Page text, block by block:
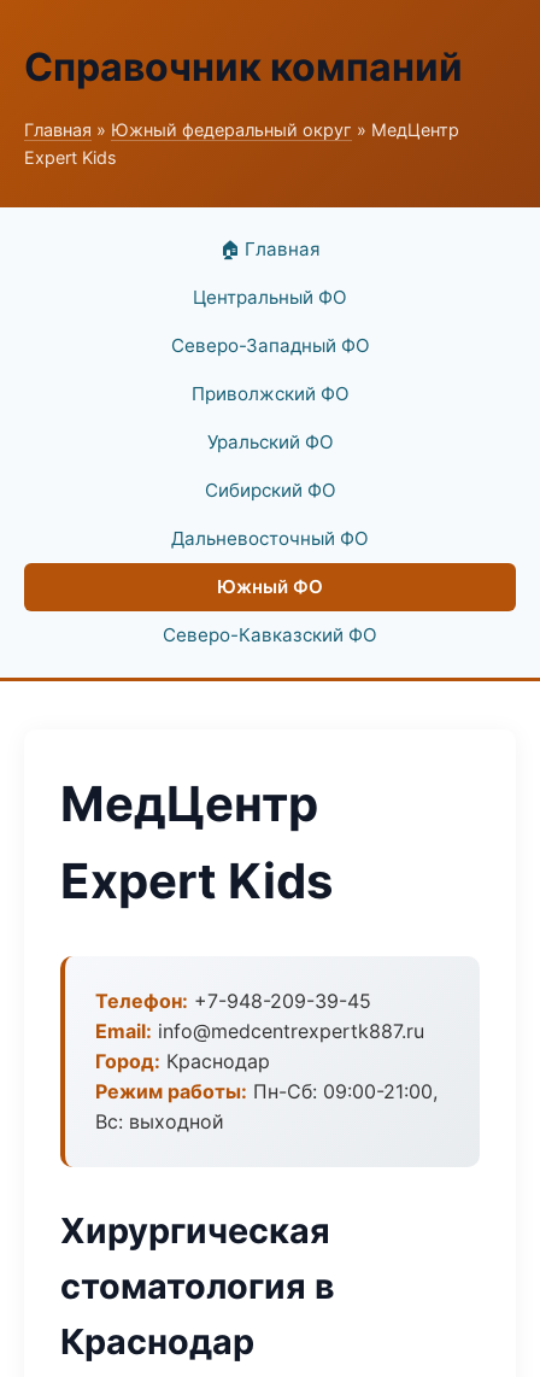
Справочник компаний
Главная » Южный федеральный округ » МедЦентр
Expert Kids
🏠 Главная
Центральный ФО
Северо-Западный ФО
Приволжский ФО
Уральский ФО
Сибирский ФО
Дальневосточный ФО
Южный ФО
Северо-Кавказский ФО
МедЦентр
Expert Kids
Телефон: +7-948-209-39-45
Email: info@medcentrexpertk887.ru
Город: Краснодар
Режим работы: Пн-Сб: 09:00-21:00,
Вс: выходной
Хирургическая
стоматология в
Краснодар